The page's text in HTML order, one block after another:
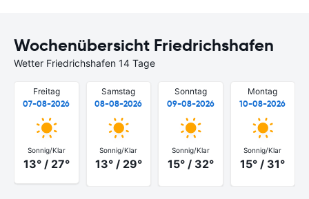
Wochenübersicht Friedrichshafen
Wetter Friedrichshafen 14 Tage
Freitag
07-08-2026
Sonnig/Klar
13° / 27°
Samstag
08-08-2026
Sonnig/Klar
13° / 29°
Sonntag
09-08-2026
Sonnig/Klar
15° / 32°
Montag
10-08-2026
Sonnig/Klar
15° / 31°